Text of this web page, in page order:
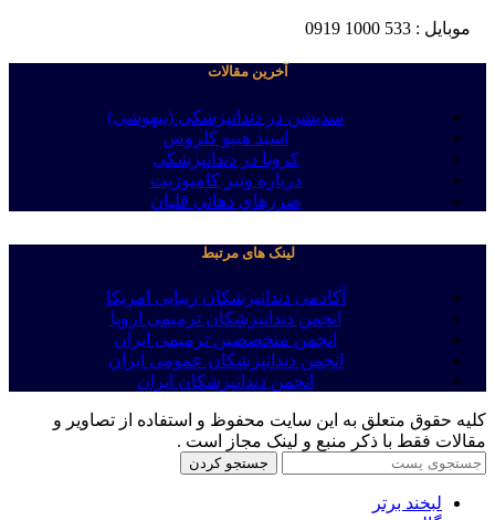
موبایل : 533 1000 0919
آخرین مقالات
سدیشن در دندانپزشکی (بیهوشی)
اسید هیپو کلروس
کرونا در دندانپزشکی
درباره ونیر کامپوزیت
ضررهای دهانی قلیان
لینک های مرتبط
آکادمی دندانپزشکان زیبایی امریکا
انجمن دندانپزشکان ترمیمی اروپا
انجمن متخصصین ترمیمی ایران
انجمن دندانپزشکان عمومی ایران
انجمن دندانپزشکان ایران
کلیه حقوق متعلق به این سایت محفوظ و استفاده از تصاویر و
مقالات فقط با ذکر منبع و لینک مجاز است .
جستجو کردن
لبخند برتر